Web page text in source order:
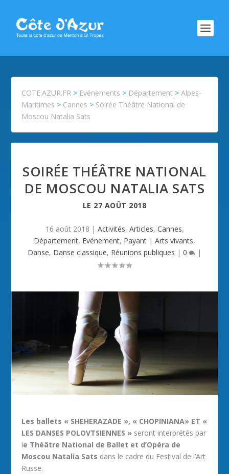
COTE.AZUR.FR > Evénements > Département >Alpes-
Maritimes > Cannes > Soirée Théâtre National de
Moscou Natalia Sats
SOIRÉE THÉÂTRE NATIONAL
DE MOSCOU NATALIA SATS
LE 27 AOÛT 2018
16 août 2018 | Activités, Articles, Cannes,
Département, Evénement, Payant | Arts vivants,
Danse, Danse classique, Réunions publiques | 0 |
Les ballets « SHEHERAZADE », « CHOPINIANA» ET «
LES DANSES POLOVTSIENNES » seront interprétés par
le Théâtre National de Ballet et d’Opéra de
Moscou Natalia Sats dans le cadre du Festival de l’Art
Russe.